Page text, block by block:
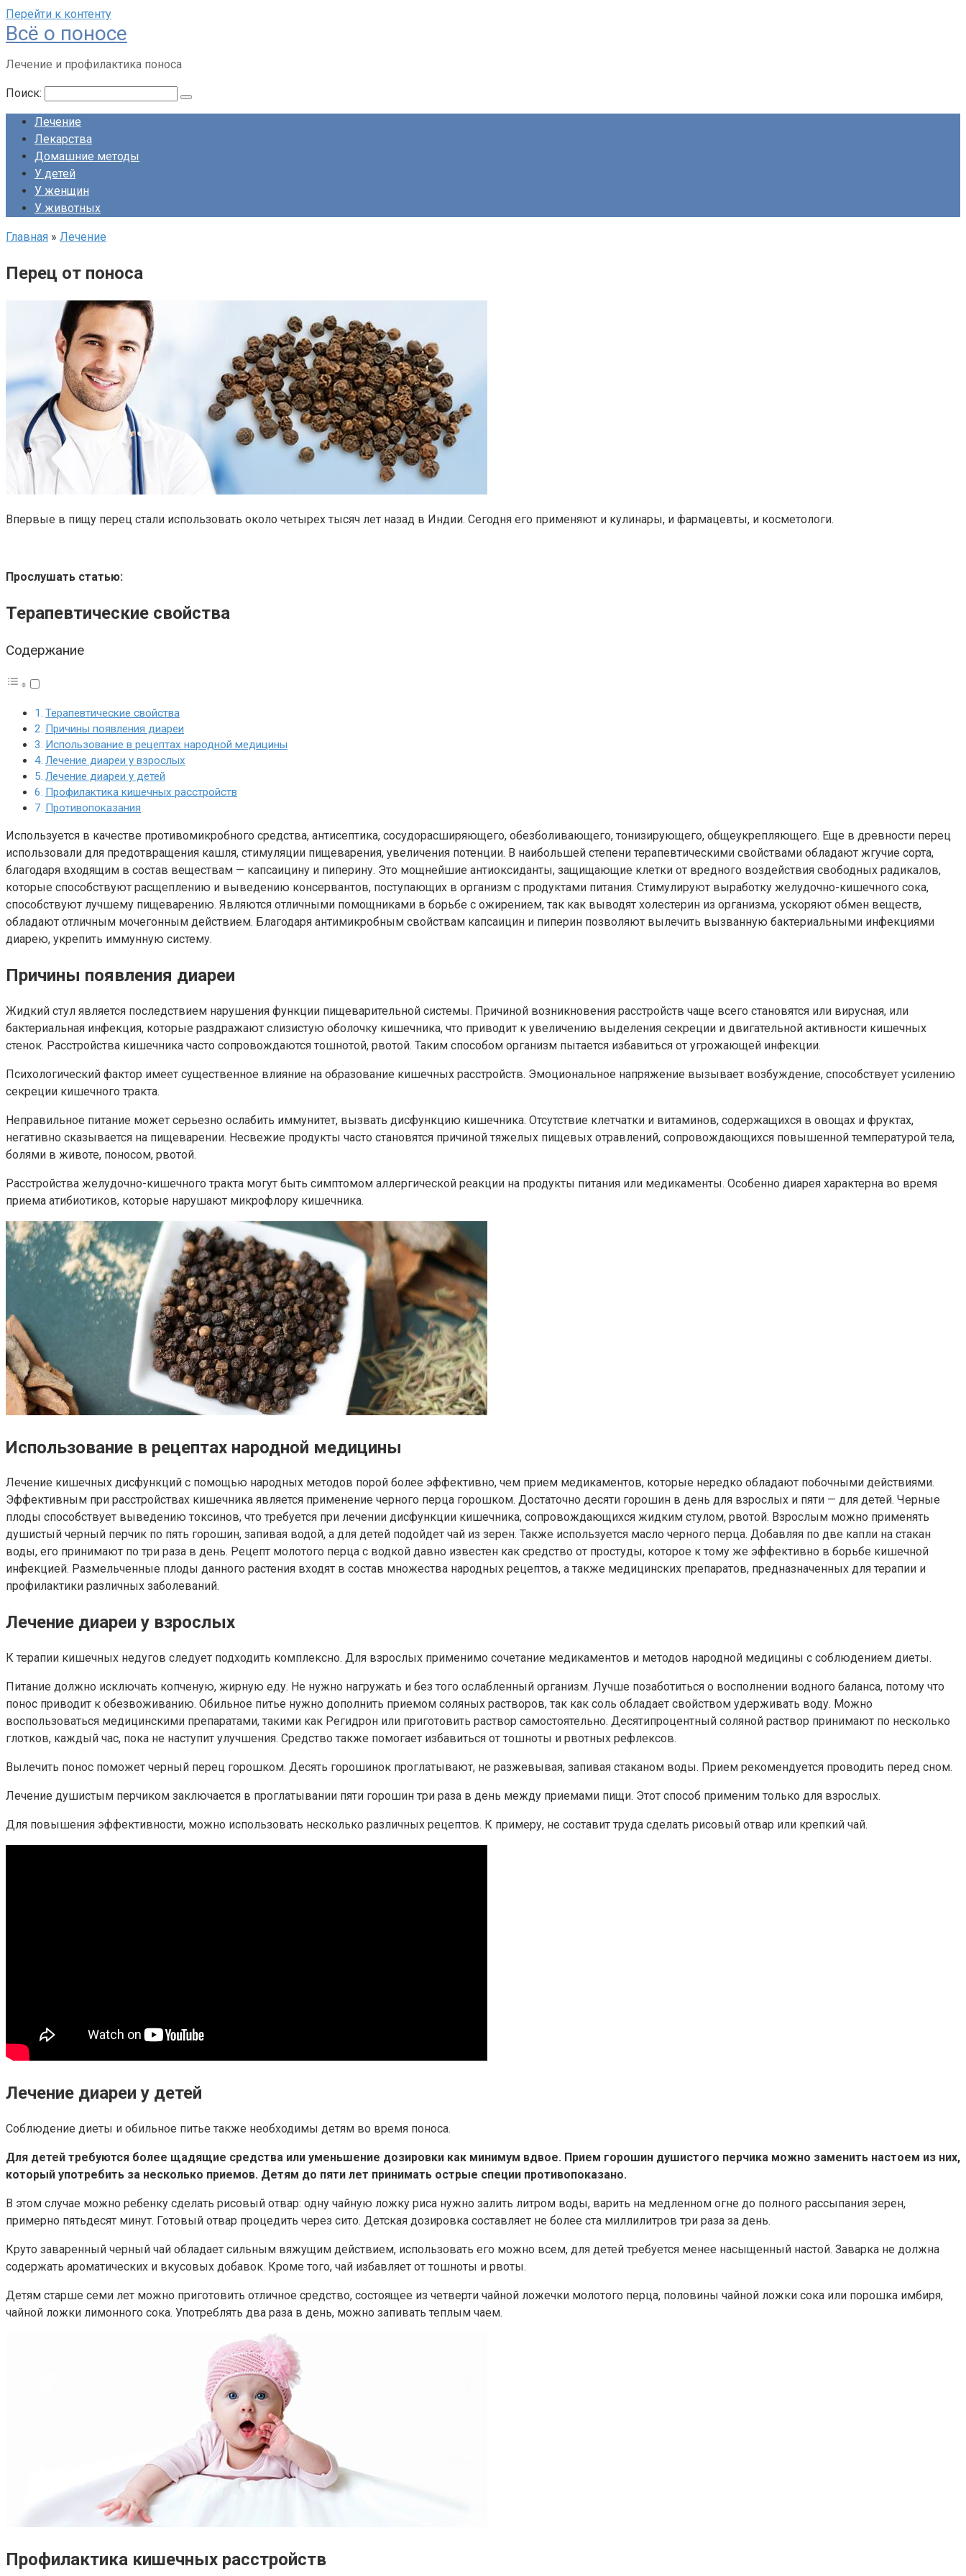
Перейти к контенту
Всё о поносе
Лечение и профилактика поноса
Поиск:
Лечение
Лекарства
Домашние методы
У детей
У женщин
У животных
Главная » Лечение
Перец от поноса
Впервые в пищу перец стали использовать около четырех тысяч лет назад в Индии. Сегодня его применяют и кулинары, и фармацевты, и косметологи.
Прослушать статью:
Терапевтические свойства
Содержание
Терапевтические свойства
Причины появления диареи
Использование в рецептах народной медицины
Лечение диареи у взрослых
Лечение диареи у детей
Профилактика кишечных расстройств
Противопоказания
Используется в качестве противомикробного средства, антисептика, сосудорасширяющего, обезболивающего, тонизирующего, общеукрепляющего. Еще в древности перец
использовали для предотвращения кашля, стимуляции пищеварения, увеличения потенции. В наибольшей степени терапевтическими свойствами обладают жгучие сорта,
благодаря входящим в состав веществам — капсаицину и пиперину. Это мощнейшие антиоксиданты, защищающие клетки от вредного воздействия свободных радикалов,
которые способствуют расщеплению и выведению консервантов, поступающих в организм с продуктами питания. Стимулируют выработку желудочно-кишечного сока,
способствуют лучшему пищеварению. Являются отличными помощниками в борьбе с ожирением, так как выводят холестерин из организма, ускоряют обмен веществ,
обладают отличным мочегонным действием. Благодаря антимикробным свойствам капсаицин и пиперин позволяют вылечить вызванную бактериальными инфекциями
диарею, укрепить иммунную систему.
Причины появления диареи
Жидкий стул является последствием нарушения функции пищеварительной системы. Причиной возникновения расстройств чаще всего становятся или вирусная, или
бактериальная инфекция, которые раздражают слизистую оболочку кишечника, что приводит к увеличению выделения секреции и двигательной активности кишечных
стенок. Расстройства кишечника часто сопровождаются тошнотой, рвотой. Таким способом организм пытается избавиться от угрожающей инфекции.
Психологический фактор имеет существенное влияние на образование кишечных расстройств. Эмоциональное напряжение вызывает возбуждение, способствует усилению
секреции кишечного тракта.
Неправильное питание может серьезно ослабить иммунитет, вызвать дисфункцию кишечника. Отсутствие клетчатки и витаминов, содержащихся в овощах и фруктах,
негативно сказывается на пищеварении. Несвежие продукты часто становятся причиной тяжелых пищевых отравлений, сопровождающихся повышенной температурой тела,
болями в животе, поносом, рвотой.
Расстройства желудочно-кишечного тракта могут быть симптомом аллергической реакции на продукты питания или медикаменты. Особенно диарея характерна во время
приема атибиотиков, которые нарушают микрофлору кишечника.
Использование в рецептах народной медицины
Лечение кишечных дисфункций с помощью народных методов порой более эффективно, чем прием медикаментов, которые нередко обладают побочными действиями.
Эффективным при расстройствах кишечника является применение черного перца горошком. Достаточно десяти горошин в день для взрослых и пяти — для детей. Черные
плоды способствует выведению токсинов, что требуется при лечении дисфункции кишечника, сопровождающихся жидким стулом, рвотой. Взрослым можно применять
душистый черный перчик по пять горошин, запивая водой, а для детей подойдет чай из зерен. Также используется масло черного перца. Добавляя по две капли на стакан
воды, его принимают по три раза в день. Рецепт молотого перца с водкой давно известен как средство от простуды, которое к тому же эффективно в борьбе кишечной
инфекцией. Размельченные плоды данного растения входят в состав множества народных рецептов, а также медицинских препаратов, предназначенных для терапии и
профилактики различных заболеваний.
Лечение диареи у взрослых
К терапии кишечных недугов следует подходить комплексно. Для взрослых применимо сочетание медикаментов и методов народной медицины с соблюдением диеты.
Питание должно исключать копченую, жирную еду. Не нужно нагружать и без того ослабленный организм. Лучше позаботиться о восполнении водного баланса, потому что
понос приводит к обезвоживанию. Обильное питье нужно дополнить приемом соляных растворов, так как соль обладает свойством удерживать воду. Можно
воспользоваться медицинскими препаратами, такими как Регидрон или приготовить раствор самостоятельно. Десятипроцентный соляной раствор принимают по несколько
глотков, каждый час, пока не наступит улучшения. Средство также помогает избавиться от тошноты и рвотных рефлексов.
Вылечить понос поможет черный перец горошком. Десять горошинок проглатывают, не разжевывая, запивая стаканом воды. Прием рекомендуется проводить перед сном.
Лечение душистым перчиком заключается в проглатывании пяти горошин три раза в день между приемами пищи. Этот способ применим только для взрослых.
Для повышения эффективности, можно использовать несколько различных рецептов. К примеру, не составит труда сделать рисовый отвар или крепкий чай.
Лечение диареи у детей
Соблюдение диеты и обильное питье также необходимы детям во время поноса.
Для детей требуются более щадящие средства или уменьшение дозировки как минимум вдвое. Прием горошин душистого перчика можно заменить настоем из них,
который употребить за несколько приемов. Детям до пяти лет принимать острые специи противопоказано.
В этом случае можно ребенку сделать рисовый отвар: одну чайную ложку риса нужно залить литром воды, варить на медленном огне до полного рассыпания зерен,
примерно пятьдесят минут. Готовый отвар процедить через сито. Детская дозировка составляет не более ста миллилитров три раза за день.
Круто заваренный черный чай обладает сильным вяжущим действием, использовать его можно всем, для детей требуется менее насыщенный настой. Заварка не должна
содержать ароматических и вкусовых добавок. Кроме того, чай избавляет от тошноты и рвоты.
Детям старше семи лет можно приготовить отличное средство, состоящее из четверти чайной ложечки молотого перца, половины чайной ложки сока или порошка имбиря,
чайной ложки лимонного сока. Употреблять два раза в день, можно запивать теплым чаем.
Профилактика кишечных расстройств